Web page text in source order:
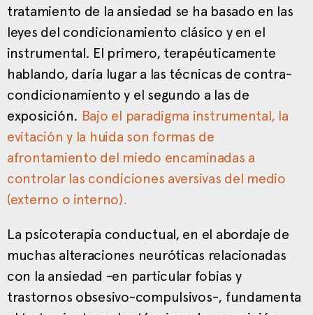
tratamiento de la ansiedad se ha basado en las
leyes del condicionamiento clásico y en el
instrumental. El primero, terapéuticamente
hablando, daría lugar a las técnicas de contra-
condicionamiento y el segundo a las de
exposición. Bajo el paradigma instrumental, la
evitación y la huida son formas de
afrontamiento del miedo encaminadas a
controlar las condiciones aversivas del medio
(externo o interno).
La psicoterapia conductual, en el abordaje de
muchas alteraciones neuróticas relacionadas
con la ansiedad -en particular fobias y
trastornos obsesivo-compulsivos-, fundamenta